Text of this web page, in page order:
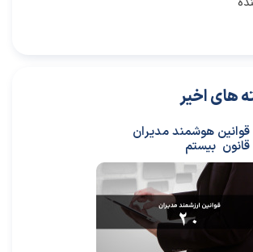
قوانین هوشمند مدیران
قانون بیستم
های اخیر